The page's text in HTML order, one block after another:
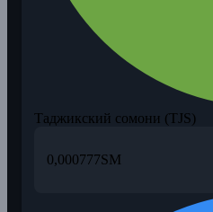
Таджикский сомони (TJS)
0,000777SM